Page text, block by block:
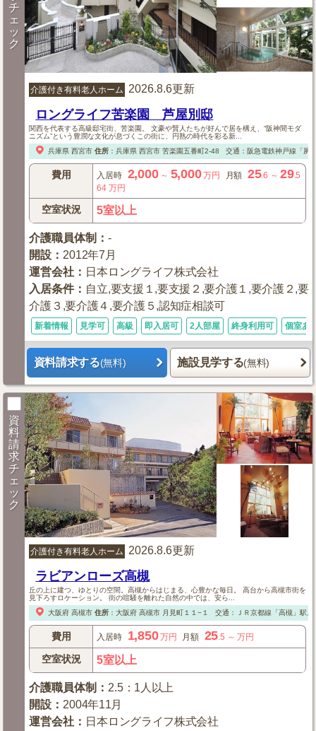
チ
ェ
ッ
ク
介護付き有料老人ホーム 2026.8.6更新
ロングライフ苦楽園 芦屋別邸
関西を代表する高級邸宅街、苦楽園。 文豪や賢人たちが好んで居を構え、“阪神間モダ
ニズム”という豊潤な文化が息づくこの街に、円熟の時代を彩る新...
兵庫県 西宮市 住所： 兵庫県 西宮市苦楽園五番町2-48 交通：阪急電鉄神戸線「夙
費用 入居時 2,000～ 5,000万円 月額 25.6 ～29.5
64 万円
空室状況 5室以上
介護職員体制 ：-
開設 ： 2012年7月
運営会社 ： 日本ロングライフ株式会社
入居条件： 自立,要支援１,要支援２,要介護１,要介護２,要
介護３,要介護４,要介護５,認知症相談可
新着情報 見学可 高級 即入居可 2人部屋 終身利用可 個室あ
資料請求する(無料) 施設見学する(無料)
資
料
請
求
チ
ェ
ッ
ク
介護付き有料老人ホーム 2026.8.6更新
ラビアンローズ高槻
丘の上に建つ、ゆとりの空間。高槻からはじまる、心豊かな毎日。 高台から高槻市街を
見下ろすロケーション。 街の喧騒を離れた自然の中では、安ら...
大阪府 高槻市 住所： 大阪府 高槻市月見町１１−１ 交通：ＪＲ京都線「高槻」駅よ
費用 入居時 1,850万円 月額 25.5 ～万円
空室状況 5室以上
介護職員体制 ： 2.5：1人以上
開設 ： 2004年11月
運営会社 ： 日本ロングライフ株式会社